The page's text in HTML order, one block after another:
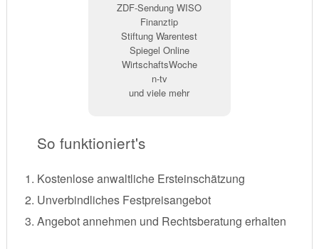
ZDF-Sendung WISO
Finanztip
Stiftung Warentest
Spiegel Online
WirtschaftsWoche
n-tv
und viele mehr
So funktioniert's
Kostenlose anwaltliche Ersteinschätzung
Unverbindliches Festpreisangebot
Angebot annehmen und Rechtsberatung erhalten